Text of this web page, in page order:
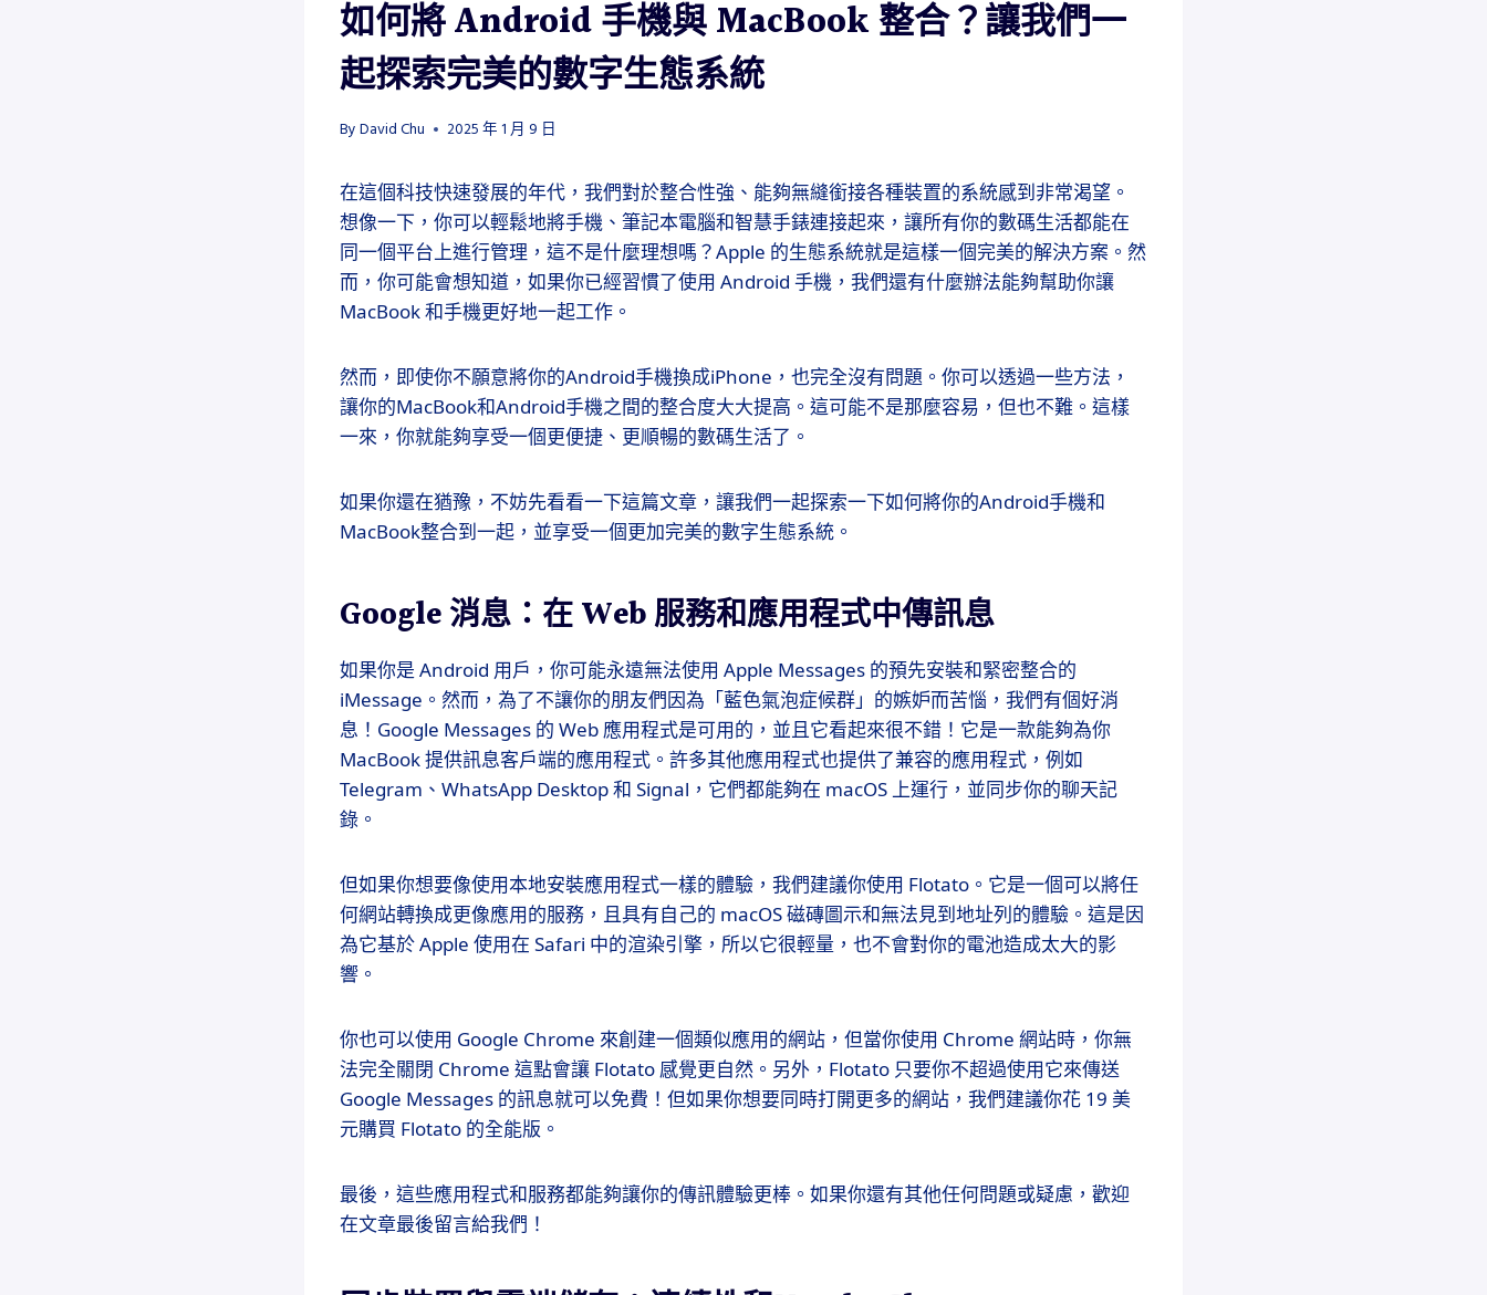
如何將 Android 手機與 MacBook 整合？讓我們一
起探索完美的數字生態系統
By David Chu 2025 年 1 月 9 日
在這個科技快速發展的年代，我們對於整合性強、能夠無縫銜接各種裝置的系統感到非常渴望。
想像一下，你可以輕鬆地將手機、筆記本電腦和智慧手錶連接起來，讓所有你的數碼生活都能在
同一個平台上進行管理，這不是什麼理想嗎？Apple 的生態系統就是這樣一個完美的解決方案。然
而，你可能會想知道，如果你已經習慣了使用 Android 手機，我們還有什麼辦法能夠幫助你讓
MacBook 和手機更好地一起工作。
然而，即使你不願意將你的Android手機換成iPhone，也完全沒有問題。你可以透過一些方法，
讓你的MacBook和Android手機之間的整合度大大提高。這可能不是那麼容易，但也不難。這樣
一來，你就能夠享受一個更便捷、更順暢的數碼生活了。
如果你還在猶豫，不妨先看看一下這篇文章，讓我們一起探索一下如何將你的Android手機和
MacBook整合到一起，並享受一個更加完美的數字生態系統。
Google 消息：在 Web 服務和應用程式中傳訊息
如果你是 Android 用戶，你可能永遠無法使用 Apple Messages 的預先安裝和緊密整合的
iMessage。然而，為了不讓你的朋友們因為「藍色氣泡症候群」的嫉妒而苦惱，我們有個好消
息！Google Messages 的 Web 應用程式是可用的，並且它看起來很不錯！它是一款能夠為你
MacBook 提供訊息客戶端的應用程式。許多其他應用程式也提供了兼容的應用程式，例如
Telegram、WhatsApp Desktop 和 Signal，它們都能夠在 macOS 上運行，並同步你的聊天記
錄。
但如果你想要像使用本地安裝應用程式一樣的體驗，我們建議你使用 Flotato。它是一個可以將任
何網站轉換成更像應用的服務，且具有自己的 macOS 磁磚圖示和無法見到地址列的體驗。這是因
為它基於 Apple 使用在 Safari 中的渲染引擎，所以它很輕量，也不會對你的電池造成太大的影
響。
你也可以使用 Google Chrome 來創建一個類似應用的網站，但當你使用 Chrome 網站時，你無
法完全關閉 Chrome 這點會讓 Flotato 感覺更自然。另外，Flotato 只要你不超過使用它來傳送
Google Messages 的訊息就可以免費！但如果你想要同時打開更多的網站，我們建議你花 19 美
元購買 Flotato 的全能版。
最後，這些應用程式和服務都能夠讓你的傳訊體驗更棒。如果你還有其他任何問題或疑慮，歡迎
在文章最後留言給我們！